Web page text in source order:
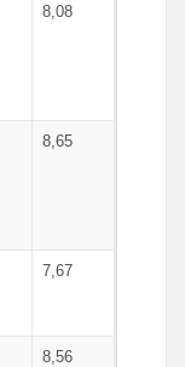
8,08
8,65
7,67
8,56